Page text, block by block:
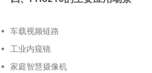
车载视频链路
工业内窥镜
家庭智慧摄像机